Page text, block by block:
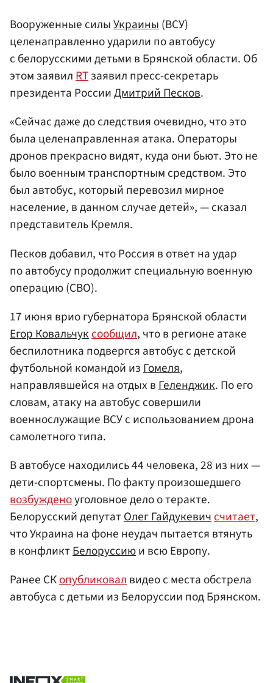
Вооруженные силыУкраины(ВСУ)
целенаправленно ударили по автобусу
с белорусскими детьми в Брянской области. Об
этом заявилRTзаявил пресс-секретарь
президента РоссииДмитрий Песков.
«Сейчас даже до следствия очевидно, что это
была целенаправленная атака. Операторы
дронов прекрасно видят, куда они бьют. Это не
было военным транспортным средством. Это
был автобус, который перевозил мирное
население, в данном случае детей», — сказал
представитель Кремля.
Песков добавил, что Россия в ответ на удар
по автобусу продолжит специальную военную
операцию (СВО).
17 июня врио губернатора Брянской области
Егор Ковальчуксообщил, что в регионе атаке
беспилотника подвергся автобус с детской
футбольной командой изГомеля,
направлявшейся на отдых вГеленджик. По его
словам, атаку на автобус совершили
военнослужащие ВСУ с использованием дрона
самолетного типа.
В автобусе находились 44 человека, 28 из них —
дети-спортсмены. По факту произошедшего
возбужденоуголовное дело о теракте.
Белорусский депутатОлег Гайдукевичсчитает,
что Украина на фоне неудач пытается втянуть
в конфликтБелоруссиюи всю Европу.
Ранее СКопубликовалвидео с места обстрела
автобуса с детьми из Белоруссии под Брянском.